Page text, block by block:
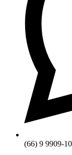
(66) 9 9909-